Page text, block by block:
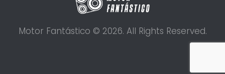
Motor Fantástico © 2026. All Rights Reserved.